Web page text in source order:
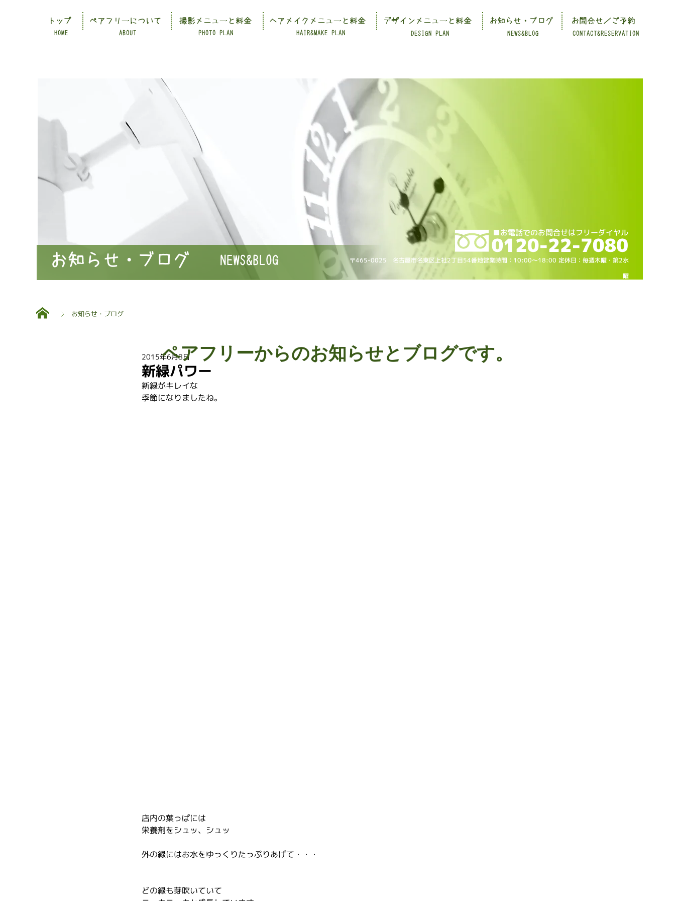
CONTACT&RESERVATION
HOME ABOUT PHOTO PLAN HAIR&MAKE PLAN DESIGN PLAN NEWS&BLOG
トップ ペアフリーについて 撮影メニューと料金 ヘアメイクメニューと料金 デザインメニューと料金 お知らせ・ブログ お問合せ／ご予約
〒465-0025 名古屋市名東区上社2丁目54番地営業時間：10:00～18:00 定休日：毎週木曜・第2水
曜
NEWS&BLOG
お知らせ・ブログ
お知らせ・ブログ
新緑パワー
2015年6月8日
新緑がキレイな
季節になりましたね。
店内の葉っぱには
栄養剤をシュッ、シュッ
外の緑にはお水をゆっくりたっぷりあげて・・・
どの緑も芽吹いていて
ペアフリーからのお知らせとブログです。